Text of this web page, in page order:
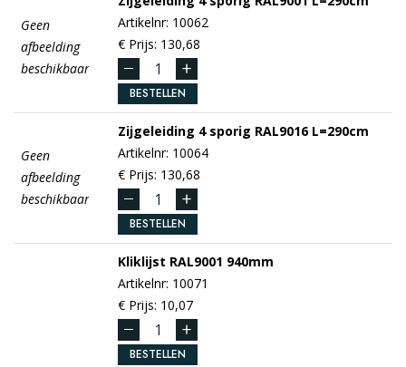
Geen
afbeelding
beschikbaar
Artikelnr: 10062
€ Prijs: 130,68
BESTELLEN
Geen
afbeelding
beschikbaar
Zijgeleiding 4 sporig RAL9016L=290cm
Artikelnr: 10064
€ Prijs: 130,68
BESTELLEN
Kliklijst RAL9001 940mm
Artikelnr: 10071
€ Prijs: 10,07
BESTELLEN